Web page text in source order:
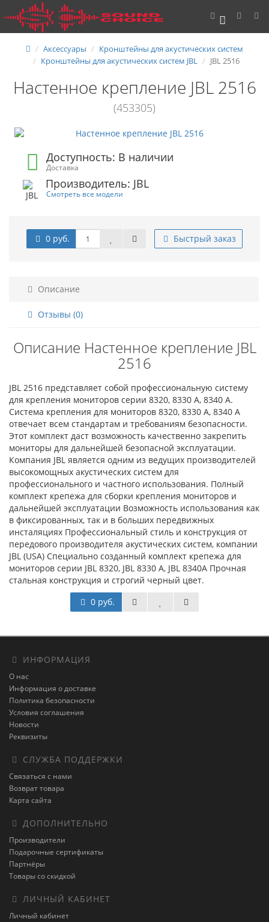
0
Аксессуары
Кронштейны для акустических систем
Кронштейны для акустических систем JBL
JBL 2516
Настенное крепление JBL 2516
(453305)
Доступность: В наличии
Доставка
Производитель: JBL
Смотреть все модели
0 руб. Быстрый заказ
Описание
Отзывы (0)
Описание Настенное крепление JBL
2516
JBL 2516 представляет собой профессиональную систему
для крепления мониторов серии 8320, 8330 A, 8340 A.
Система крепления для мониторов 8320, 8330 A, 8340 A
отвечает всем стандартам и требованиям безопасности.
Этот комплект даст возможность качественно закрепить
мониторы для дальнейшей безопасной эксплуатации.
Компания JBL является одним из ведущих производителей
высокомощных акустических систем для
профессионального и частного использования. Полный
комплект крепежа для сборки крепления мониторов и
дальнейшей эксплуатации Возможность использования как
в фиксированных, так и в больших передвижных
инсталяциях Профессиональный стиль и конструкция от
передового производителя акустических систем, компании
JBL (USA) Специально созданный комплект крепежа для
мониторов серии JBL 8320, JBL 8330 A, JBL 8340А Прочная
стальная конструкция и строгий черный цвет.
0 руб.
ИНФОРМАЦИЯ
О нас
Информация о доставке
Политика безопасности
Условия соглашения
Новости
Реквизиты
СЛУЖБА ПОДДЕРЖКИ
Связаться с нами
Возврат товара
Карта сайта
ДОПОЛНИТЕЛЬНО
Производители
Подарочные сертификаты
Партнёры
Товары со скидкой
ЛИЧНЫЙ КАБИНЕТ
Личный кабинет